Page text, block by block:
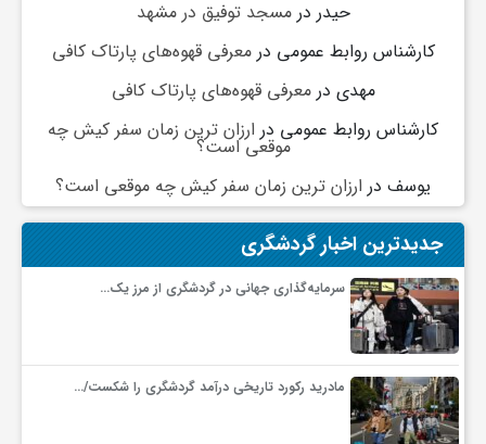
ب
حیدر درمسجد توفیق در مشهد
کارشناس روابط عمومی درمعرفی قهوه‌های پارتاک کافی
مهدی درمعرفی قهوه‌های پارتاک کافی
کارشناس روابط عمومی در ارزان ترین زمان سفر کیش چه
موقعی است؟
یوسف در ارزان ترین زمان سفر کیش چه موقعی است؟
جدیدترین اخبار گردشگری
سرمایه‌گذاری جهانی در گردشگری از مرز یک…
مادرید رکورد تاریخی درآمد گردشگری را شکست/…